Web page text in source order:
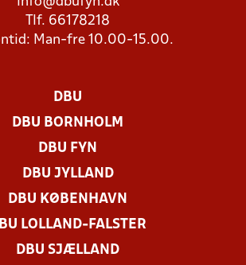
Tlf. 66178218
Man-fre 10.00-15.00.
DBU
DBU BORNHOLM
DBU FYN
DBU JYLLAND
DBU KØBENHAVN
LOLLAND-FALSTER
DBU SJÆLLAND